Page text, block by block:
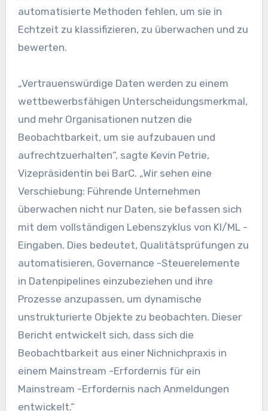
automatisierte Methoden fehlen, um sie in
Echtzeit zu klassifizieren, zu überwachen und zu
bewerten.
„Vertrauenswürdige Daten werden zu einem
wettbewerbsfähigen Unterscheidungsmerkmal,
und mehr Organisationen nutzen die
Beobachtbarkeit, um sie aufzubauen und
aufrechtzuerhalten“, sagte Kevin Petrie,
Vizepräsidentin bei BarC. „Wir sehen eine
Verschiebung: Führende Unternehmen
überwachen nicht nur Daten, sie befassen sich
mit dem vollständigen Lebenszyklus von KI/ML -
Eingaben. Dies bedeutet, Qualitätsprüfungen zu
automatisieren, Governance -Steuerelemente
in Datenpipelines einzubeziehen und ihre
Prozesse anzupassen, um dynamische
unstrukturierte Objekte zu beobachten. Dieser
Bericht entwickelt sich, dass sich die
Beobachtbarkeit aus einer Nichnichpraxis in
einem Mainstream -Erfordernis für ein
Mainstream -Erfordernis nach Anmeldungen
entwickelt.“